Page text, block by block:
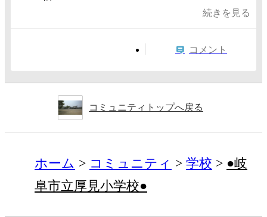
続きを見る
コメント
コミュニティトップへ戻る
ホーム コミュニティ 学校
●岐
阜市立厚見小学校●